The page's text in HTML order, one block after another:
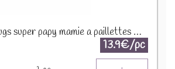
Coffret duo mugs super papy mamie a paillettes CD9341B
13.9€/pc